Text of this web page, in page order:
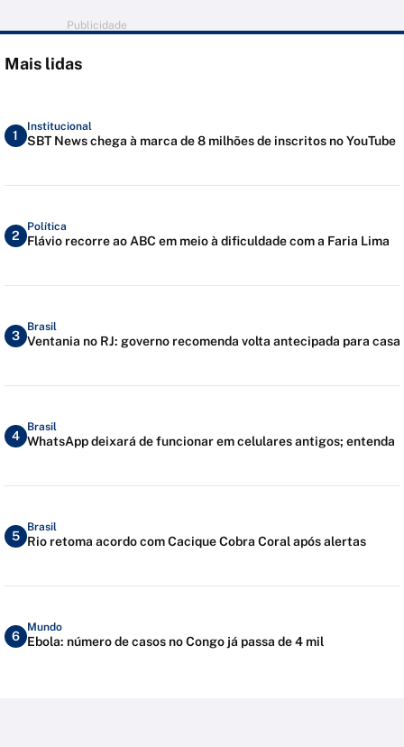
Publicidade
Mais lidas
1
Institucional
SBT News chega à marca de 8 milhões de inscritos no YouTube
2
Política
Flávio recorre ao ABC em meio à dificuldade com a Faria Lima
3
Brasil
Ventania no RJ: governo recomenda volta antecipada para casa
4
Brasil
WhatsApp deixará de funcionar em celulares antigos; entenda
5
Brasil
Rio retoma acordo com Cacique Cobra Coral após alertas
6
Mundo
Ebola: número de casos no Congo já passa de 4 mil